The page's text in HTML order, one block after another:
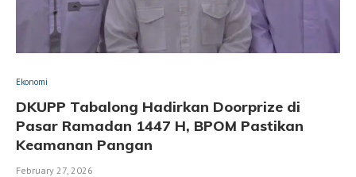
Ekonomi
DKUPP Tabalong Hadirkan Doorprize di
Pasar Ramadan 1447 H, BPOM Pastikan
Keamanan Pangan
February 27, 2026